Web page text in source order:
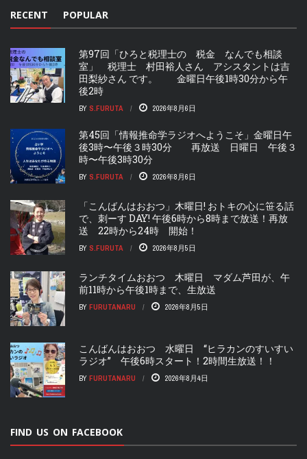
RECENT POPULAR
第97回「ひろと税理士の 税金 なんでも相談
室」 税理士 村田裕人さん アシスタントは吉
田梨紗さん です。 金曜日午後1時30分から午
後2時
BY S.FURUTA 2026年8月6日
第45回「情報推命学ラジオへようこそ」金曜日午
後3時〜午後３時30分 再放送 日曜日 午後３
時〜午後3時30分
BY S.FURUTA 2026年8月6日
「こんばんはおおつ」木曜日! おトキの心に笹る話
で、刺ーす DAY! 午後6時から8時まで放送！再放
送 22時から24時 開始！
BY S.FURUTA 2026年8月5日
ランチタイムおおつ 木曜日 マダム芦田が、午
前11時から午後1時まで、生放送
BY FURUTANARU 2026年8月5日
こんばんはおおつ 水曜日 “ヒラカンのすいすい
ラジオ” 午後6時スタート！2時間生放送！！
BY FURUTANARU 2026年8月4日
FIND US ON FACEBOOK